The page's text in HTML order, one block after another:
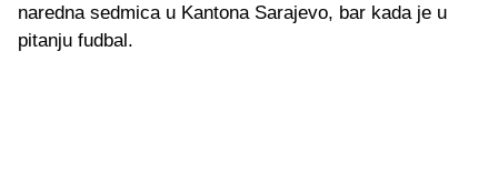
naredna sedmica u Kantona Sarajevo, bar kada je u
pitanju fudbal.